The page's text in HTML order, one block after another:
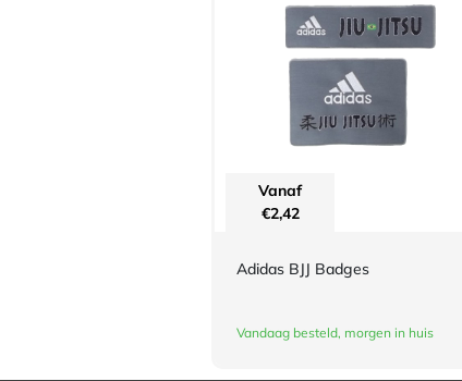
Vanaf
€2,42
Adidas BJJ Badges
Vandaag besteld, morgen in huis